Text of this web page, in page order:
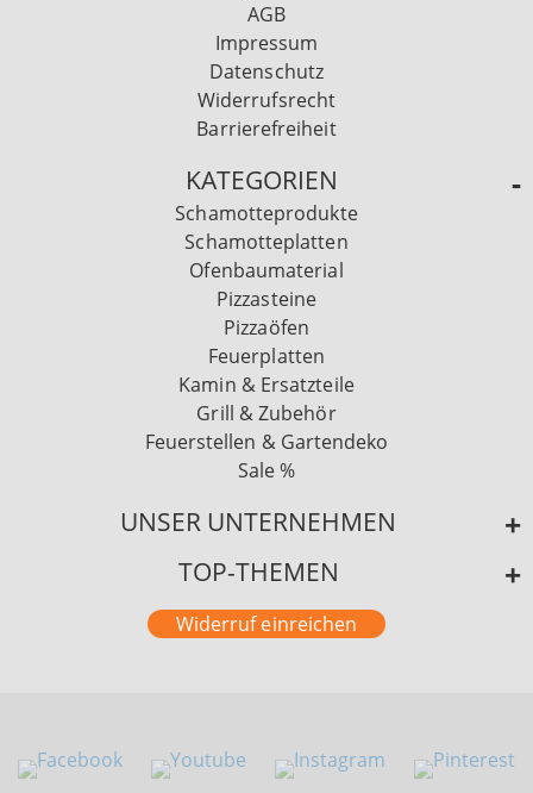
AGB
Impressum
Datenschutz
Widerrufsrecht
Barrierefreiheit
KATEGORIEN
Schamotteprodukte
Schamotteplatten
Ofenbaumaterial
Pizzasteine
Pizzaöfen
Feuerplatten
Kamin & Ersatzteile
Grill & Zubehör
Feuerstellen & Gartendeko
Sale %
UNSER UNTERNEHMEN
TOP-THEMEN
Widerruf einreichen